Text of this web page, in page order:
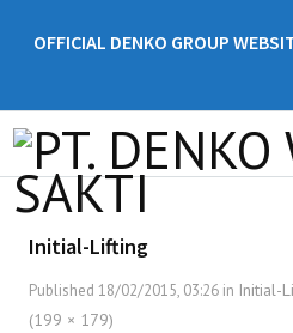
OFFICIAL DENKO GROUP
Initial-Lifting
Published 18/02/2015, 03:26in Initial-
(199 × 179)